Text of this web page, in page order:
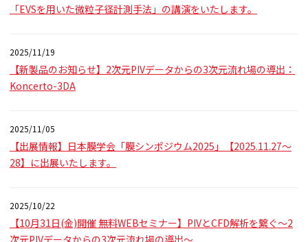
「EVSを用いた微粒子径計測手法」の講演をいたします。
2025/11/19
【新製品のお知らせ】2次元PIVデータからの3次元流れ場の導出：
Koncerto-3DA
2025/11/05
【出展情報】日本膜学会「膜シンポジウム2025」【2025.11.27～
28】に出展いたします。
2025/10/22
【10月31日(金)開催 無料WEBセミナー】PIVとCFD解析を繋ぐ～2
次元PIVデータからの3次元流れ場の導出～